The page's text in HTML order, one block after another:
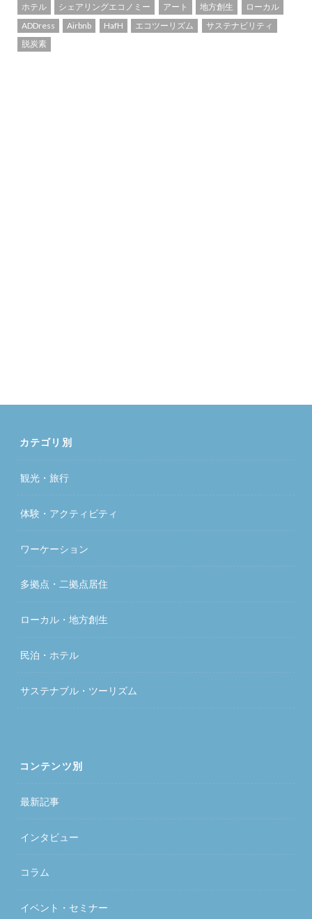
ホテル シェアリングエコノミー アート 地方創生
ローカル
ADDress
Airbnb HafH エコツーリズム
サステナビリティ
脱炭素
カテゴリ別
観光・旅行
体験・アクティビティ
ワーケーション
多拠点・二拠点居住
ローカル・地方創生
民泊・ホテル
サステナブル・ツーリズム
コンテンツ別
最新記事
インタビュー
コラム
イベント・セミナー